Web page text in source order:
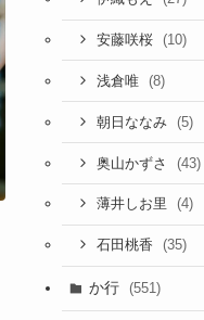
安藤咲桜 (10)
浅倉唯 (8)
朝日ななみ (5)
奥山かずさ (43)
薄井しお里 (4)
石田桃香 (35)
か行 (551)